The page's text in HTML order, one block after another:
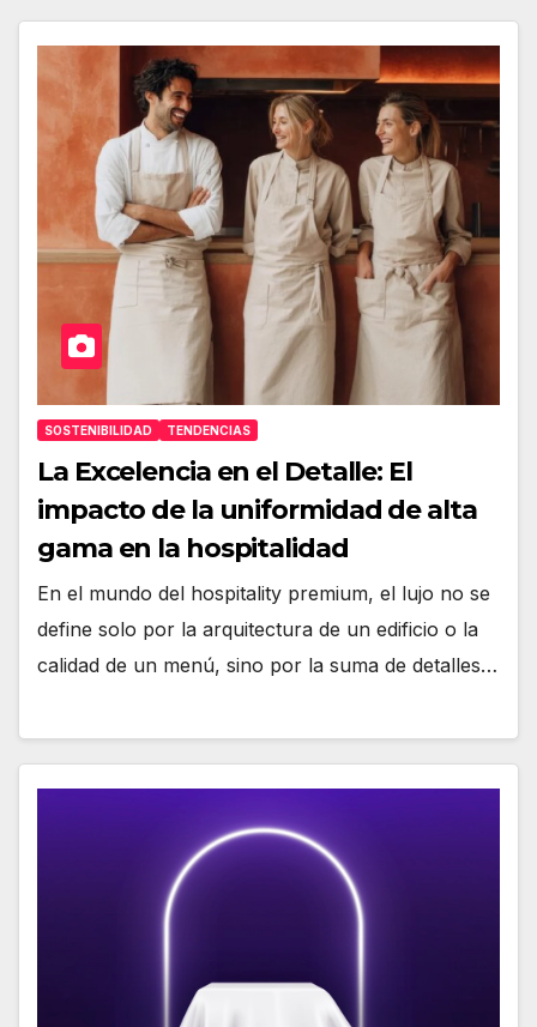
SOSTENIBILIDAD TENDENCIAS
La Excelencia en el Detalle: El
impacto de la uniformidad de alta
gama en la hospitalidad
En el mundo del hospitality premium, el lujo no se
define solo por la arquitectura de un edificio o la
calidad de un menú, sino por la suma de detalles…